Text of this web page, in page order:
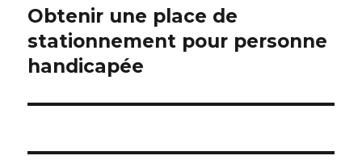
de
l’article
Article
précédent :
Obtenir une place de
stationnement pour personne
handicapée